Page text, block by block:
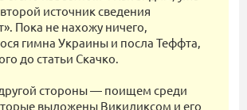
источник сведения
Пока не нахожу ничего,
гимна Украины и посла Теффта,
до статьи Скачко.
стороны — поищем среди
выложены Викиликсом и его